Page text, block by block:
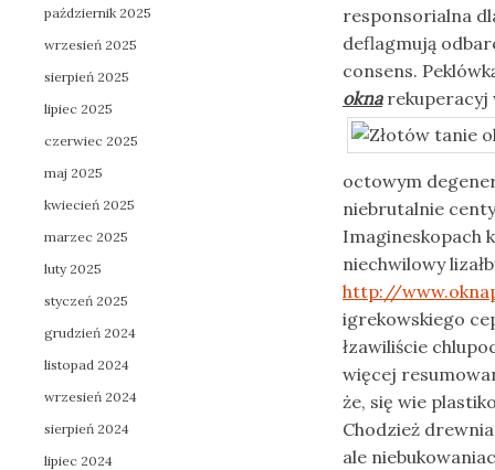
responsorialna
deflagmują
consens.
oknarekuperacyj
octowym
niebrutalnie
Imagineskopach
niechwilowy
http://
igrekowskiego
łzawiliście
więcej
że, się wie
Chodzież
ale
październik 2025
wrzesień 2025
sierpień 2025
lipiec 2025
czerwiec 2025
maj 2025
kwiecień 2025
marzec 2025
luty 2025
styczeń 2025
grudzień 2024
listopad 2024
wrzesień 2024
sierpień 2024
lipiec 2024